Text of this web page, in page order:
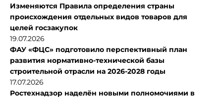
Изменяются Правила определения страны
происхождения отдельных видов товаров для
целей госзакупок
19.07.2026
ФАУ «ФЦС» подготовило перспективный план
развития нормативно-технической базы
строительной отрасли на 2026-2028 годы
17.07.2026
Ростехнадзор наделён новыми полномочиями в